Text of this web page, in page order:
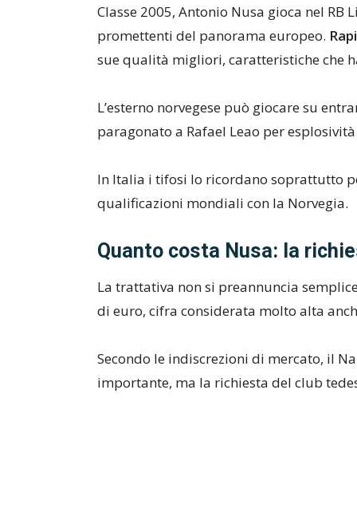
Classe 2005, Antonio Nusa gioca nel
promettenti del panorama europeo.
sue qualità migliori, caratteristiche che
L’esterno norvegese può giocare su
paragonato a Rafael Leao per
In Italia i tifosi lo ricordano soprattutto
qualificazioni mondiali con la Norvegia.
Quanto costa Nusa: la
La trattativa non si preannuncia
di euro, cifra considerata molto alta
Secondo le indiscrezioni di mercato, il
importante, ma la richiesta del club